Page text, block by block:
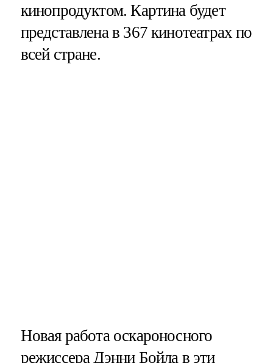
кинопродуктом. Картина будет
представлена в 367 кинотеатрах по
всей стране.
Новая работа оскароносного
режиссера Дэнни Бойла в эти